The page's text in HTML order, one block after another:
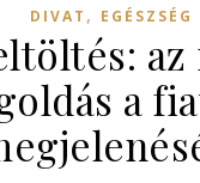
DIVAT , EGÉSZSÉG
az
a